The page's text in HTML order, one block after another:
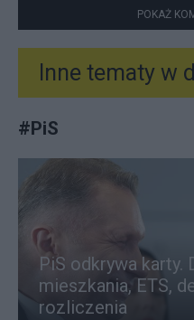
POKAŻ
Inne tematy w
#PiS
PiS odkrywa karty.
mieszkania, ETS,
rozliczenia